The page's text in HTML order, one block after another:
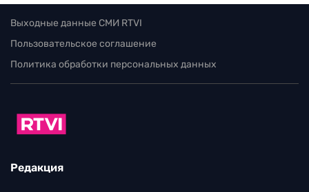
Выходные данные СМИ RTVI
Пользовательское соглашение
Политика обработки персональных данных
Редакция